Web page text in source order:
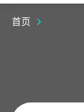
首页